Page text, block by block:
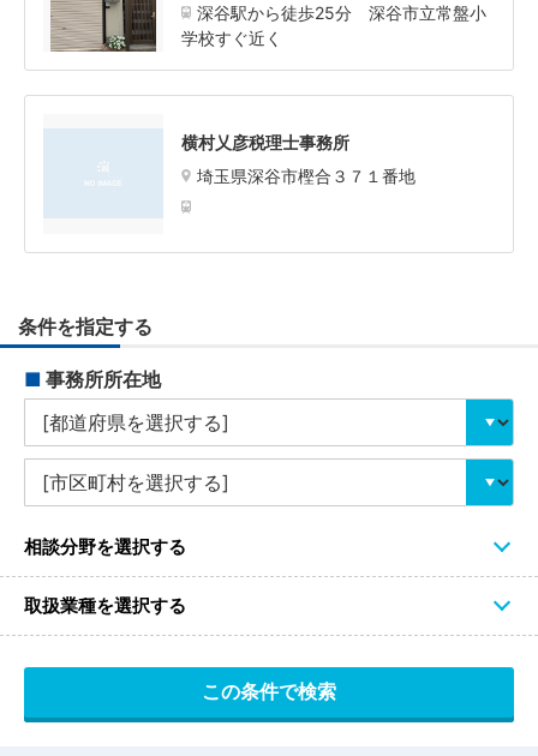
深谷駅から徒歩25分 深谷市立常盤小
学校すぐ近く
横村乂彦税理士事務所
埼玉県深谷市樫合３７１番地
条件を指定する
■ 事務所所在地
相談分野を選択する
取扱業種を選択する